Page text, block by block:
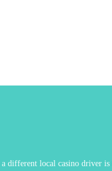
different local casino driver